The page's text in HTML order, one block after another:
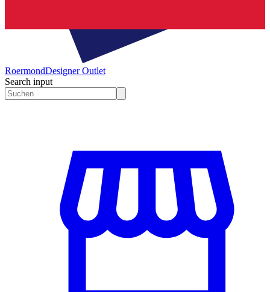
RoermondDesigner Outlet
Search input